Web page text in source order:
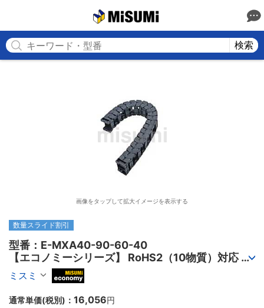
検索
画像をタップして拡大イメージを表示する
数量スライド割引
型番：E-MXA40-90-60-40
【エコノミーシリーズ】 RoHS2（10物質）対応 ケ
ーブルキャリア 低発塵・低騒音タイプ
ミスミ
通常単価(税別)： 16,056円